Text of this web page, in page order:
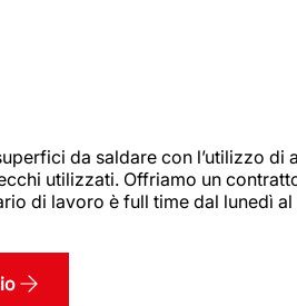
da saldare con l’utilizzo
utilizzati. Offriamo un
di lavoro è full time dal lunedì